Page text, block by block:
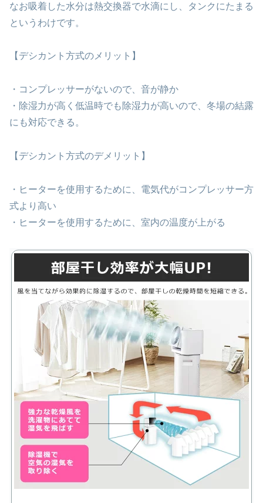
なお吸着した水分は熱交換器で水滴にし、タンクにたまる
というわけです。
【デシカント方式のメリット】
・コンプレッサーがないので、音が静か
・除湿力が高く低温時でも除湿力が高いので、冬場の結露
にも対応できる。
【デシカント方式のデメリット】
・ヒーターを使用するために、電気代がコンプレッサー方
式より高い
・ヒーターを使用するために、室内の温度が上がる